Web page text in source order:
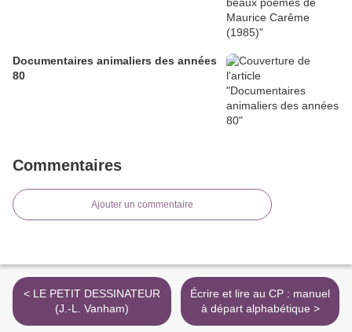
Documentaires animaliers des années
80
Commentaires
Ajouter un commentaire
< LE PETIT DESSINATEUR
(J.-L. Vanham)
Écrire et lire au CP : manuel
à départ alphabétique >